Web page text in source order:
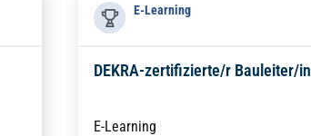
E-Learning
DEKRA-zertifizierte/r Bauleiter/in
E-Learning